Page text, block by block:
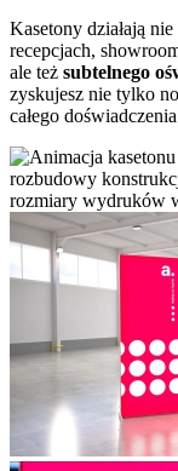
Kasetony działają
recepcjach,
ale też subtelnego
zyskujesz nie tylko
całego